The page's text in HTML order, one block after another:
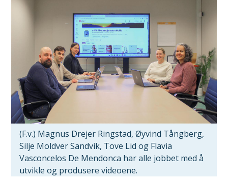
(F.v.) Magnus Drejer Ringstad, Øyvind Tångberg,
Silje Moldver Sandvik, Tove Lid og Flavia
Vasconcelos De Mendonca har alle jobbet med å
utvikle og produsere videoene.